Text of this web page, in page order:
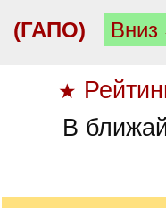
(ГАПО)
★
В